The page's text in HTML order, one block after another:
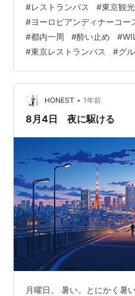
ても、皇居や国会議事堂、
をまとめて巡る機会はなか
に乗ってみた感想や座席の
WILLERレストランバスの詳
てどんな感じ？ 車内は想像
付きの座席で、料理…
#レストランバス #東京観光
#ヨーロピアンディナーコー
#都内一周 #酔い止め #
#東京レストランバス #グ
HONEST • 1年前
8月4日 夜に駆ける
月曜日、 暑い。とにかく暑